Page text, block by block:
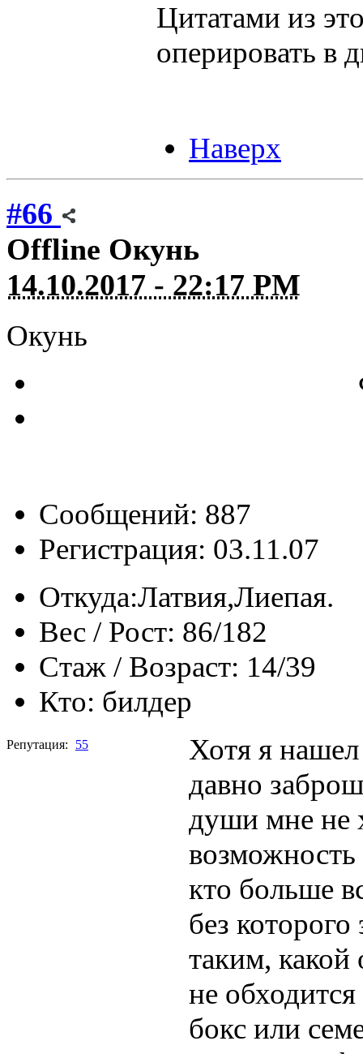
Цитатами из
оперировать в
Наверх
#66
Offline Окунь
14.10.2017 - 22:17 PM
Окунь
Сообщений: 887
Регистрация: 03.11.07
Откуда:Латвия,Лиeпая.
Вес / Рост: 86/182
Стаж / Возраст: 14/39
Кто: билдер
Репутация: 55
Хотя я
давно
души мне не
возможность
кто больше
без
таким, какой
не
бокс или